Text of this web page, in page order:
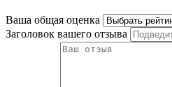
Ваша общая оценка
Заголовок вашего отзыва